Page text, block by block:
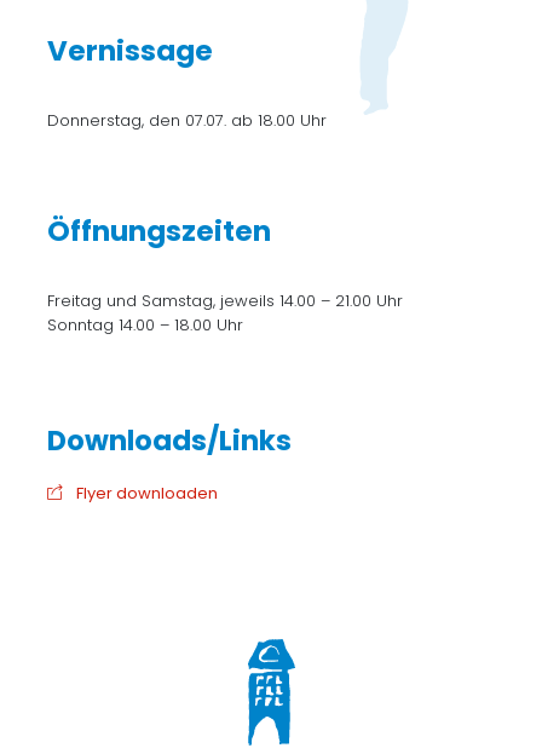
Vernissage
Donnerstag, den 07.07. ab 18.00 Uhr
Öffnungszeiten
Freitag und Samstag, jeweils 14.00 – 21.00 Uhr
Sonntag 14.00 – 18.00 Uhr
Flyer downloaden